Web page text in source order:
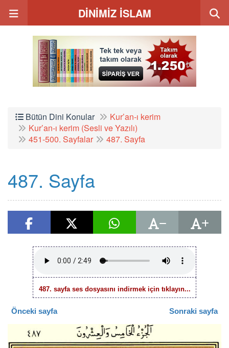
DİNİMİZ İSLAM
Bütün Dini Konular
Kur’an-ı kerim
Kur’an-ı kerim (Sesli ve Yazılı)
451-500. Sayfalar
487. Sayfa
487. Sayfa
487. sayfa ses dosyasını indirmek için tıklayın...
Önceki sayfa Sonraki sayfa